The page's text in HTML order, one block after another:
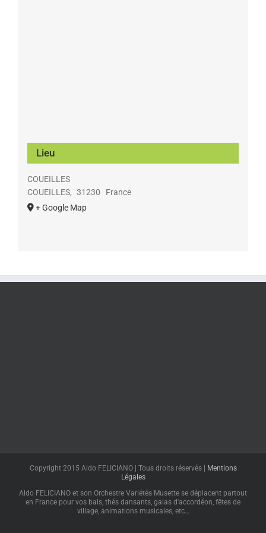
Lieu
COUEILLES
COUEILLES, 31230
France
+ Google Map
Copyright 2015 Aldo FELICIANO | Tous droits réservés |
Mentions
Légales
Aldo FELICIANO et son Orchestre Variétés Musette se déplacent partout
en France pour vos bals, thés dansants, galas d'accordéon, fêtes de
village, animations musicales, etc…